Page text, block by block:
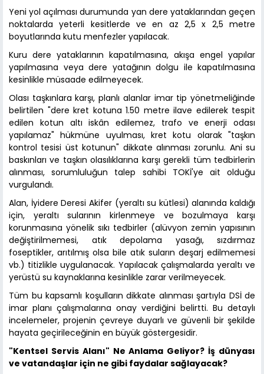
Yeni yol açılması durumunda yan dere yataklarından geçen
noktalarda yeterli kesitlerde ve en az 2,5 x 2,5 metre
boyutlarında kutu menfezler yapılacak.
Kuru dere yataklarının kapatılmasına, akışa engel yapılar
yapılmasına veya dere yatağının dolgu ile kapatılmasına
kesinlikle müsaade edilmeyecek.
Olası taşkınlara karşı, planlı alanlar imar tip yönetmeliğinde
belirtilen "dere kret kotuna 1.50 metre ilave edilerek tespit
edilen kotun altı iskân edilemez, trafo ve enerji odası
yapılamaz" hükmüne uyulması, kret kotu olarak "taşkın
kontrol tesisi üst kotunun" dikkate alınması zorunlu. Ani su
baskınları ve taşkın olasılıklarına karşı gerekli tüm tedbirlerin
alınması, sorumluluğun talep sahibi TOKİ'ye ait olduğu
vurgulandı.
Alan, İyidere Deresi Akifer (yeraltı su kütlesi) alanında kaldığı
için, yeraltı sularının kirlenmeye ve bozulmaya karşı
korunmasına yönelik sıkı tedbirler (alüvyon zemin yapısının
değiştirilmemesi, atık depolama yasağı, sızdırmaz
foseptikler, arıtılmış olsa bile atık suların deşarj edilmemesi
vb.) titizlikle uygulanacak. Yapılacak çalışmalarda yeraltı ve
yerüstü su kaynaklarına kesinlikle zarar verilmeyecek.
Tüm bu kapsamlı koşulların dikkate alınması şartıyla DSİ de
imar planı çalışmalarına onay verdiğini belirtti. Bu detaylı
incelemeler, projenin çevreye duyarlı ve güvenli bir şekilde
hayata geçirileceğinin en büyük göstergesidir.
"Kentsel Servis Alanı" Ne Anlama Geliyor? İş dünyası
ve vatandaşlar için ne gibi faydalar sağlayacak?